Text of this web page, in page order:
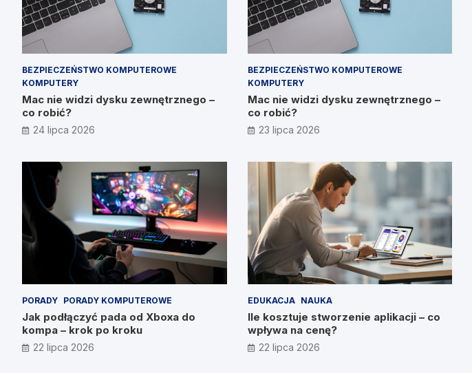
BEZPIECZEŃSTWO KOMPUTEROWE
KOMPUTERY
Mac nie widzi dysku zewnętrznego –
co robić?
24 lipca 2026
BEZPIECZEŃSTWO KOMPUTEROWE
KOMPUTERY
Mac nie widzi dysku zewnętrznego –
co robić?
23 lipca 2026
PORADY PORADY KOMPUTEROWE
Jak podłączyć pada od Xboxa do
kompa – krok po kroku
22 lipca 2026
EDUKACJA NAUKA
Ile kosztuje stworzenie aplikacji – co
wpływa na cenę?
22 lipca 2026